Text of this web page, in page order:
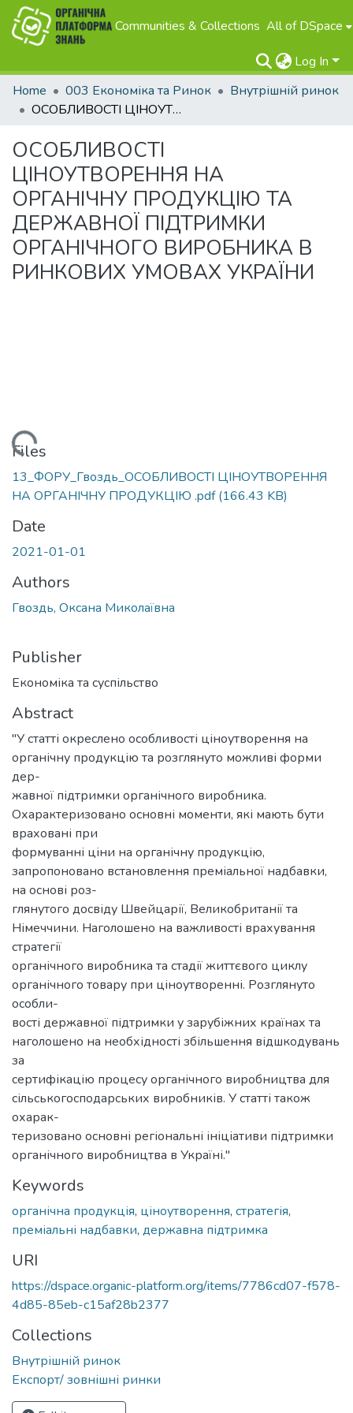
Communities & Collections All of DSpace
Log In
Home
003 Економіка та Ринок
Внутрішній ринок
ОСОБЛИВОСТІ ЦІНОУТВОРЕННЯ НА ОРГАНІЧНУ ПРОДУКЦІЮ ТА ДЕРЖАВНОЇ ПІДТРИМКИ ОРГАНІЧНОГО ВИРОБНИКА В РИНКОВИХ УМОВАХ УКРАЇНИ
ОСОБЛИВОСТІ
ЦІНОУТВОРЕННЯ НА
ОРГАНІЧНУ ПРОДУКЦІЮ ТА
ДЕРЖАВНОЇ ПІДТРИМКИ
ОРГАНІЧНОГО ВИРОБНИКА В
РИНКОВИХ УМОВАХ УКРАЇНИ
Loading...
Files
13_ФОРУ_Гвоздь_ОСОБЛИВОСТІ ЦІНОУТВОРЕННЯ
НА ОРГАНІЧНУ ПРОДУКЦІЮ .pdf(166.43 KB)
Date
2021-01-01
Authors
Гвоздь, Оксана Миколаївна
Publisher
Економіка та суспільство
Abstract
"У статті окреслено особливості ціноутворення на
органічну продукцію та розглянуто можливі форми
дер-
жавної підтримки органічного виробника.
Охарактеризовано основні моменти, які мають бути
враховані при
формуванні ціни на органічну продукцію,
запропоновано встановлення преміальної надбавки,
на основі роз-
глянутого досвіду Швейцарії, Великобританії та
Німеччини. Наголошено на важливості врахування
стратегії
органічного виробника та стадії життєвого циклу
органічного товару при ціноутворенні. Розглянуто
особли-
вості державної підтримки у зарубіжних країнах та
наголошено на необхідності збільшення відшкодувань
за
сертифікацію процесу органічного виробництва для
сільськогосподарських виробників. У статті також
охарак-
теризовано основні регіональні ініціативи підтримки
органічного виробництва в Україні."
Keywords
органічна продукція, ціноутворення, стратегія,
преміальні надбавки, державна підтримка
URI
https://dspace.organic-platform.org/items/7786cd07-f578-
4d85-85eb-c15af28b2377
Collections
Внутрішній ринок
Експорт/ зовнішні ринки